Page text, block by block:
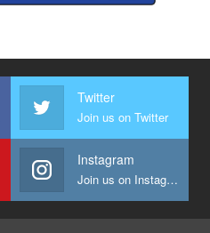
Twitter
Join us on Twitter
Instagram
Join us on Instagram